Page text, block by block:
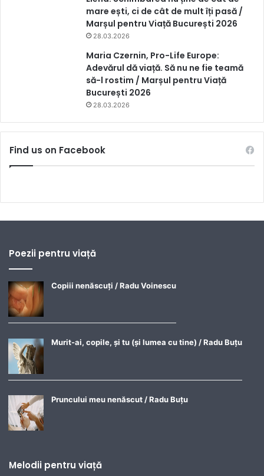
mare ești, ci de cât de mult îți pasă /
Marșul pentru Viață București 2026
28.03.2026
Maria Czernin, Pro-Life Europe:
Adevărul dă viață. Să nu ne fie teamă
să-l rostim / Marșul pentru Viață
București 2026
28.03.2026
Find us on Facebook
Poezii pentru viață
Copiii nenăscuți / Radu Voinescu
Murit-ai, copile, și tu (și lumea cu tine) / Radu Buțu
Pruncului meu nenăscut / Radu Buțu
Melodii pentru viață